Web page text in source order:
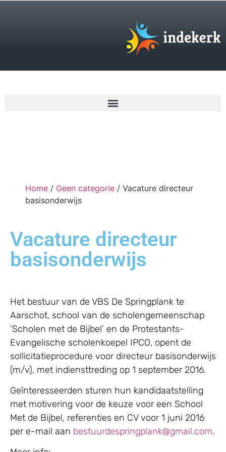
Home / Geen categorie / Vacature directeur
basisonderwijs
Vacature directeur
basisonderwijs
Het bestuur van de VBS De Springplank te
Aarschot, school van de scholengemeenschap
‘Scholen met de Bijbel’ en de Protestants-
Evangelische scholenkoepel IPCO, opent de
sollicitatieprocedure voor directeur basisonderwijs
(m/v), met indiensttreding op 1 september 2016.
Geïnteresseerden sturen hun kandidaatstelling
met motivering voor de keuze voor een School
Met de Bijbel, referenties en CV voor 1 juni 2016
per e-mail aan bestuurdespringplank@gmail.com.